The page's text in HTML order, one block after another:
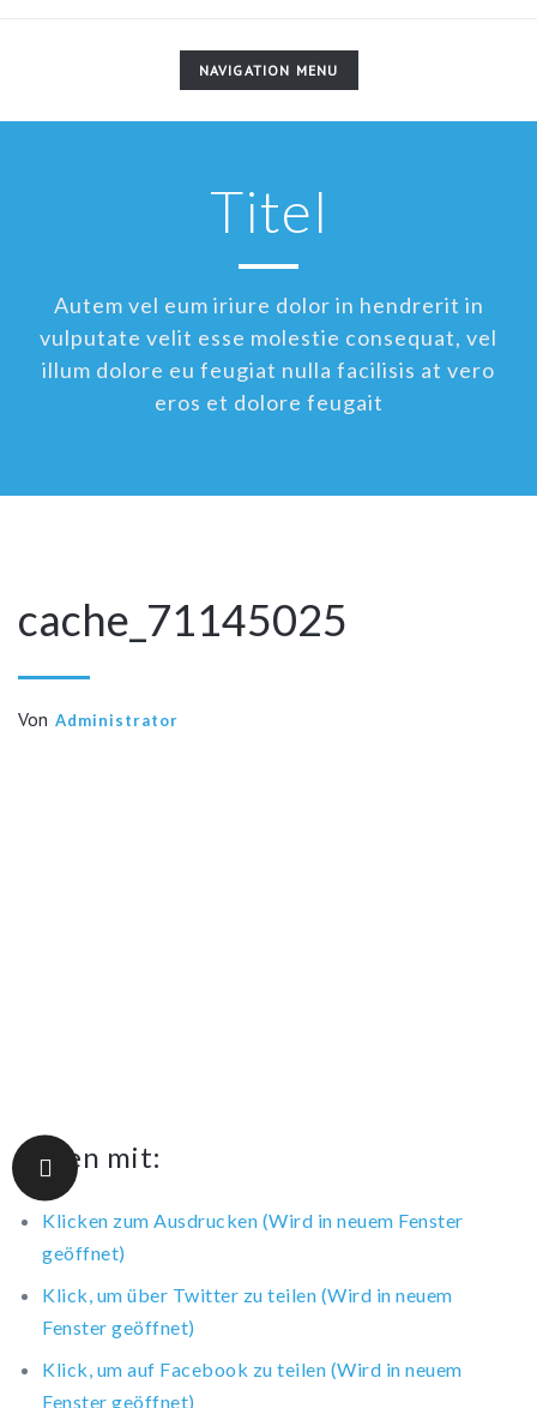
TOGGLE
NAVIGATION
NAVIGATION MENU
Titel
Autem vel eum iriure dolor in hendrerit in
vulputate velit esse molestie consequat, vel
illum dolore eu feugiat nulla facilisis at vero
eros et dolore feugait
cache_71145025
Von Administrator
Teilen mit:
Klicken zum Ausdrucken (Wird in neuem Fenster
geöffnet)
Klick, um über Twitter zu teilen (Wird in neuem
Fenster geöffnet)
Klick, um auf Facebook zu teilen (Wird in neuem
Fenster geöffnet)